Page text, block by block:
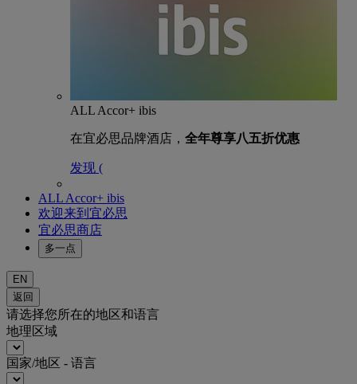
ALL Accor+ ibis
在宜必思品牌酒店， 全年尊享八五折优惠
发现 (
ALL Accor+ ibis
欢迎来到宜必思
宜必思商店
多一点
EN
返回
请选择您所在的地区和语言
地理区域
国家/地区 - 语言